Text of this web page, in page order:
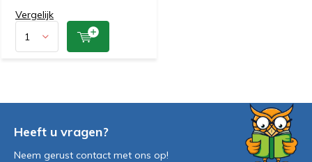
Vergelijk
Heeft u vragen?
Neem gerust contact met ons op!